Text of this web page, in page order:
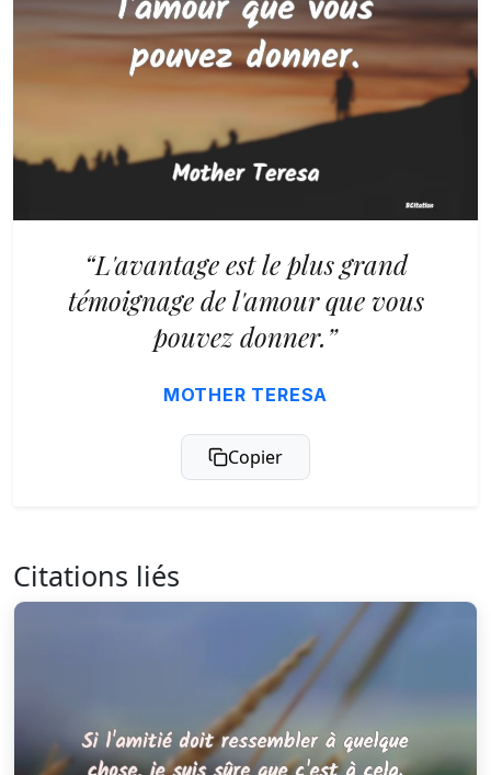
“L'avantage est le plus grand
témoignage de l'amour que vous
pouvez donner.”
MOTHER TERESA
Copier
Citations liés